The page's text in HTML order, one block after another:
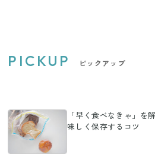
PICKUP ピックアップ
「早く食べなきゃ」を
味しく保存するコツ